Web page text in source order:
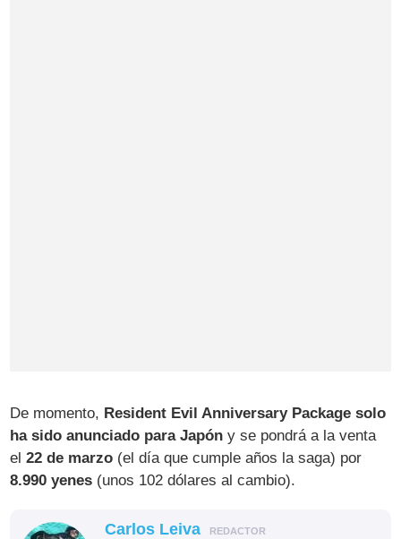
De momento, Resident Evil Anniversary Package solo
ha sido anunciado para Japón y se pondrá a la venta
el22 de marzo (el día que cumple años la saga) por
8.990 yenes (unos 102 dólares al cambio).
Carlos Leiva REDACTOR